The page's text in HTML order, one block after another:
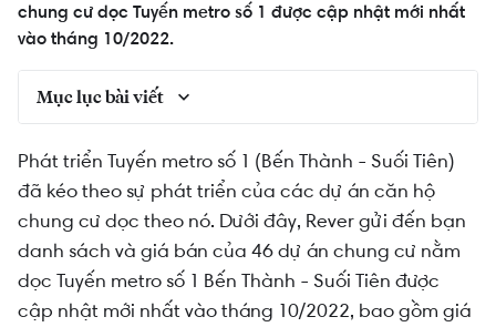
chung cư dọc Tuyến metro số 1 được cập nhật mới nhất
vào tháng 10/2022.
Mục lục bài viết
Biểu đồ toàn cảnh 46 chung cư dọc tuyến Metro
số 1
Các chung cư nổi bật dọc tuyến Metro số 1
Phát triển Tuyến metro số 1 (Bến Thành - Suối Tiên)
đã kéo theo sự phát triển của các dự án căn hộ
chung cư dọc theo nó. Dưới đây, Rever gửi đến bạn
danh sách và giá bán của 46 dự án chung cư nằm
dọc Tuyến metro số 1 Bến Thành - Suối Tiên được
cập nhật mới nhất vào tháng 10/2022, bao gồm giá